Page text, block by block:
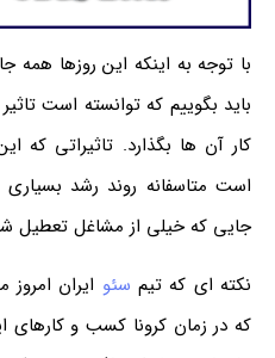
با توجه به اینکه این روزها
باید بگوییم که توانسته است
کار آن ها بگذارد. تاثیراتی که
است متاسفانه روند رشد
جایی که خیلی از مشاغل تعطیل
نکته ای که تیم سئوایران امروز
که در زمان کرونا کسب و کارهای